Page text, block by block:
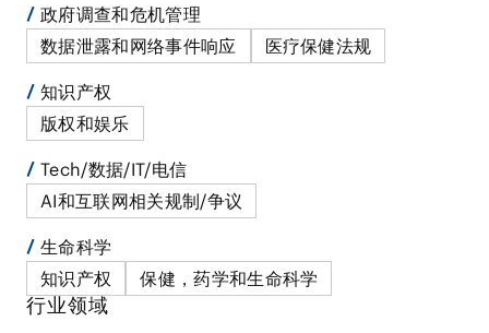
政府调查和危机管理
数据泄露和网络事件响应
医疗保健法规
知识产权
版权和娱乐
Tech/数据/IT/电信
AI和互联网相关规制/争议
生命科学
知识产权
保健，药学和生命科学
行业领域